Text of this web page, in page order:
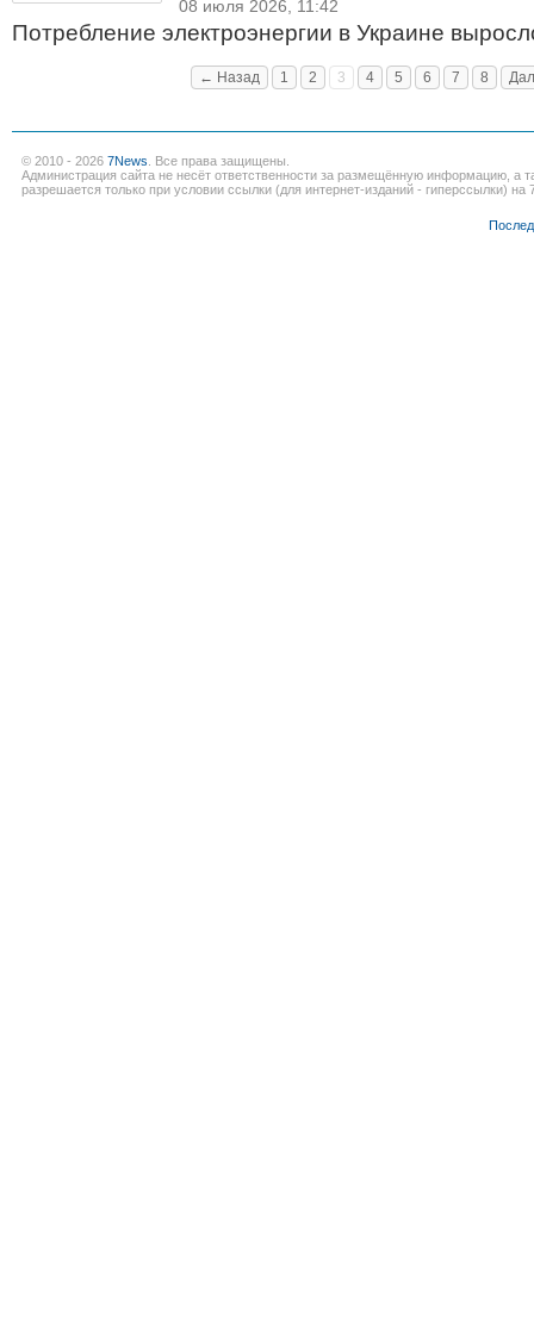
08 июля 2026, 11:42
Потребление электроэнергии в Украине
← Назад 1 2 3 4 5 6 7 8
© 2010 - 2026 7News . Все права защищены.
Администрация сайта не несёт ответственности за размещённую информацию, а
разрешается только при условии ссылки (для интернет-изданий - гиперссылки) на